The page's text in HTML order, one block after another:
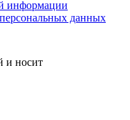
информации
данных
и носит